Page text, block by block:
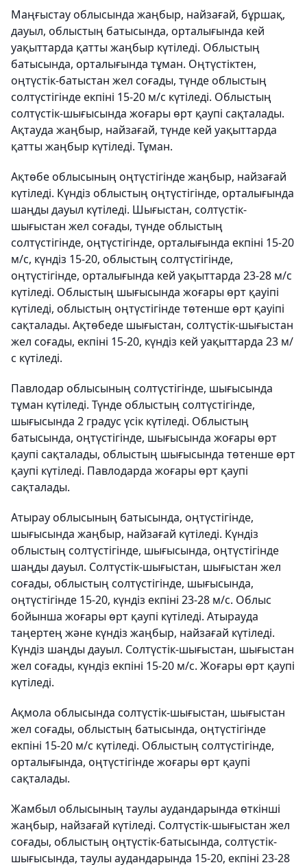
Маңғыстау облысында жаңбыр, найзағай, бұршақ,
дауыл, облыстың батысында, орталығында кей
уақыттарда қатты жаңбыр күтіледі. Облыстың
батысында, орталығында тұман. Оңтүстіктен,
оңтүстік-батыстан жел соғады, түнде облыстың
солтүстігінде екпіні 15-20 м/с күтіледі. Облыстың
солтүстік-шығысында жоғары өрт қаупі сақталады.
Ақтауда жаңбыр, найзағай, түнде кей уақыттарда
қатты жаңбыр күтіледі. Тұман.
Ақтөбе облысының оңтүстігінде жаңбыр, найзағай
күтіледі. Күндіз облыстың оңтүстігінде, орталығында
шаңды дауыл күтіледі. Шығыстан, солтүстік-
шығыстан жел соғады, түнде облыстың
солтүстігінде, оңтүстігінде, орталығында екпіні 15-20
м/с, күндіз 15-20, облыстың солтүстігінде,
оңтүстігінде, орталығында кей уақыттарда 23-28 м/с
күтіледі. Облыстың шығысында жоғары өрт қауіпі
күтіледі, облыстың оңтүстігінде төтенше өрт қауіпі
сақталады. Ақтөбеде шығыстан, солтүстік-шығыстан
жел соғады, екпіні 15-20, күндіз кей уақыттарда 23 м/
с күтіледі.
Павлодар облысының солтүстігінде, шығысында
тұман күтіледі. Түнде облыстың солтүстігінде,
шығысында 2 градус үсік күтіледі. Облыстың
батысында, оңтүстігінде, шығысында жоғары өрт
қаупі сақталады, облыстың шығысында төтенше өрт
қаупі күтіледі. Павлодарда жоғары өрт қаупі
сақталады.
Атырау облысының батысында, оңтүстігінде,
шығысында жаңбыр, найзағай күтіледі. Күндіз
облыстың солтүстігінде, шығысында, оңтүстігінде
шаңды дауыл. Солтүстік-шығыстан, шығыстан жел
соғады, облыстың солтүстігінде, шығысында,
оңтүстігінде 15-20, күндіз екпіні 23-28 м/с. Облыс
бойынша жоғары өрт қаупі күтіледі. Атырауда
таңертең және күндіз жаңбыр, найзағай күтіледі.
Күндіз шаңды дауыл. Солтүстік-шығыстан, шығыстан
жел соғады, күндіз екпіні 15-20 м/с. Жоғары өрт қаупі
күтіледі.
Ақмола облысында солтүстік-шығыстан, шығыстан
жел соғады, облыстың батысында, оңтүстігінде
екпіні 15-20 м/с күтіледі. Облыстың солтүстігінде,
орталығында, оңтүстігінде жоғары өрт қаупі
сақталады.
Жамбыл облысының таулы аудандарында өткінші
жаңбыр, найзағай күтіледі. Солтүстік-шығыстан жел
соғады, облыстың оңтүстік-батысында, солтүстік-
шығысында, таулы аудандарында 15-20, екпіні 23-28